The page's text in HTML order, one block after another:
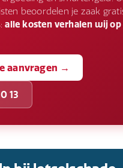
aanpassingen in
om verdere schade te
beoordelen je zaak
alle kosten verhalen wij op
aanvragen →
13